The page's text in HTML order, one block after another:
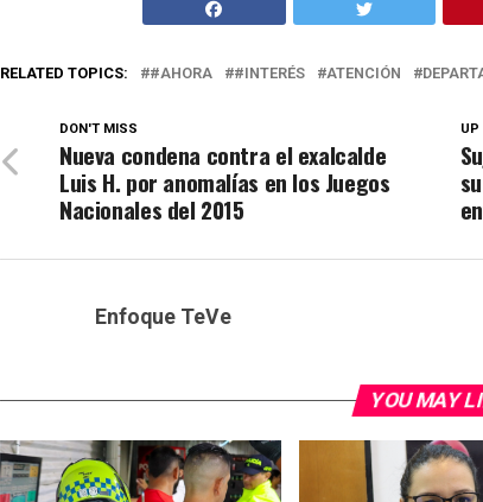
RELATED TOPICS: #AHORA #INTERÉS ATENCIÓN
UP
DON'T MISS
Nueva condena contra el exalcalde
Luis H. por anomalías en los Juegos
Nacionales del 2015
Enfoque TeVe
YOU MAY